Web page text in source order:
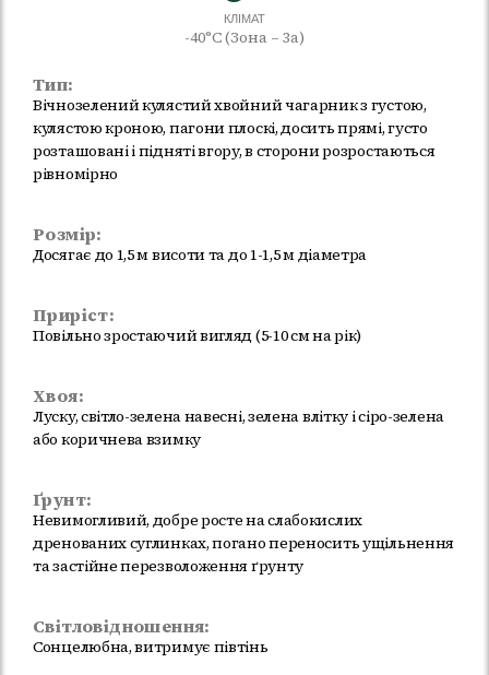
КЛІМАТ
-40°C (Зона – 3а)
Тип:
Вічнозелений кулястий хвойний чагарник з густою,
кулястою кроною, пагони плоскі, досить прямі, густо
розташовані і підняті вгору, в сторони розростаються
рівномірно
Розмір:
Досягає до 1,5 м висоти та до 1-1,5 м діаметра
Приріст:
Повільно зростаючий вигляд (5-10 см на рік)
Хвоя:
Луску, світло-зелена навесні, зелена влітку і сіро-зелена
або коричнева взимку
Ґрунт:
Невимогливий, добре росте на слабокислих
дренованих суглинках, погано переносить ущільнення
та застійне перезволоження ґрунту
Світловідношення:
Сонцелюбна, витримує півтінь